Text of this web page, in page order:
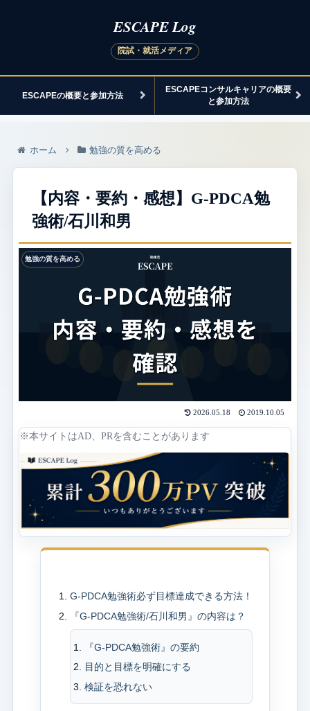
ESCAPEの概要と参加方法
ESCAPEコンサルキャリアの概要
と参加方法
ホーム 勉強の質を高める
【内容・要約・感想】G-PDCA勉
強術/石川和男
勉強の質を高める
2026.05.18 2019.10.05
※本サイトはAD、PRを含むことがあります
G-PDCA勉強術必ず目標達成できる方法！
『G-PDCA勉強術/石川和男』の内容は？
『G-PDCA勉強術』の要約
目的と目標を明確にする
検証を恐れない